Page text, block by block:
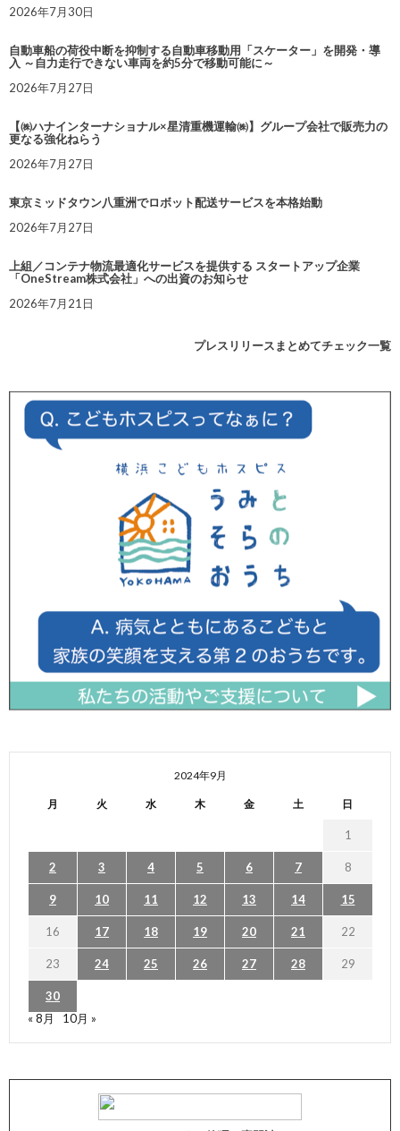
2026年7月30日
自動車船の荷役中断を抑制する自動車移動用「スケーター」を開発・導
入 ～自力走行できない車両を約5分で移動可能に～
2026年7月27日
【㈱ハナインターナショナル×星清重機運輸㈱】グループ会社で販売力の
更なる強化ねらう
2026年7月27日
東京ミッドタウン八重洲でロボット配送サービスを本格始動
2026年7月27日
上組／コンテナ物流最適化サービスを提供する スタートアップ企業
「OneStream株式会社」への出資のお知らせ
2026年7月21日
プレスリリースまとめてチェック一覧
2024年9月
月 火 水 木 金 土 日
1
2 3 4 5 6 7 8
9 10 11 12 13 14 15
16 17 18 19 20 21 22
23 24 25 26 27 28 29
30
« 8月
10月 »